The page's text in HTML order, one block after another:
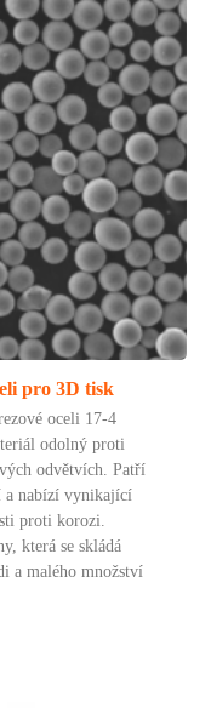
pro 3D tisk
oceli 17-4
odolný proti
odvětvích. Patří
a nabízí vynikající
proti korozi.
která se skládá
a malého množství